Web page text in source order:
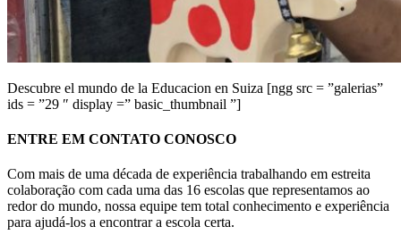
Descubre el mundo de la Educacion en Suiza [ngg src = ”galerias”
ids = ”29 ″ display =” basic_thumbnail ”]
ENTRE EM CONTATO CONOSCO
Com mais de uma década de experiência trabalhando em estreita
colaboração com cada uma das 16 escolas que representamos ao
redor do mundo, nossa equipe tem total conhecimento e experiência
para ajudá-los a encontrar a escola certa.